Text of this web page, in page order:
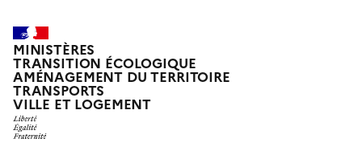
MINISTÈRES
TRANSITION ÉCOLOGIQUE
AMÉNAGEMENT DU TERRITOIRE
TRANSPORTS
VILLE ET LOGEMENT